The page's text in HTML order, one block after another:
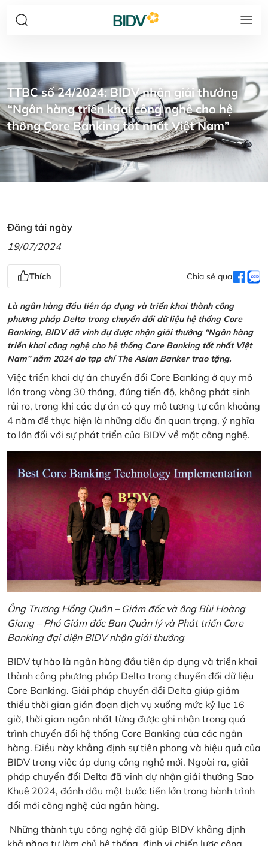
TTBC số 24/2024: BIDV nhận giải thưởng
“Ngân hàng triển khai công nghệ cho hệ
thống Core Banking tốt nhất Việt Nam”
Đăng tải ngày
19/07/2024
Thích Chia sẻ qua
Là ngân hàng đầu tiên áp dụng và triển khai thành công
phương pháp Delta trong chuyển đổi dữ liệu hệ thống Core
Banking, BIDV đã vinh đự được nhận giải thưởng “Ngân hàng
triển khai công nghệ cho hệ thống Core Banking tốt nhất Việt
Nam” năm 2024 do tạp chí The Asian Banker trao tặng.
Việc triển khai dự án chuyển đổi Core Banking ở quy mô
lớn trong vòng 30 tháng, đúng tiến độ, không phát sinh
rủi ro, trong khi các dự án có quy mô tương tự cần khoảng
4 năm để thực hiện là những dấu ấn quan trọng, ý nghĩa
to lớn đối với sự phát triển của BIDV về mặt công nghệ.
Ông Trương Hồng Quân – Giám đốc và ông Bùi Hoàng
Giang – Phó Giám đốc Ban Quản lý và Phát triển Core
Banking đại diện BIDV nhận giải thưởng
BIDV tự hào là ngân hàng đầu tiên áp dụng và triển khai
thành công phương pháp Delta trong chuyển đổi dữ liệu
Core Banking. Giải pháp chuyển đổi Delta giúp giảm
thiểu thời gian gián đoạn dịch vụ xuống mức kỷ lục 16
giờ, thời gian ngắn nhất từng được ghi nhận trong quá
trình chuyển đổi hệ thống Core Banking của các ngân
hàng. Điều này khẳng định sự tiên phong và hiệu quả của
BIDV trong việc áp dụng công nghệ mới. Ngoài ra, giải
pháp chuyển đổi Delta đã vinh dự nhận giải thưởng Sao
Khuê 2024, đánh dấu một bước tiến lớn trong hành trình
đổi mới công nghệ của ngân hàng.
Những thành tựu công nghệ đã giúp BIDV khẳng định